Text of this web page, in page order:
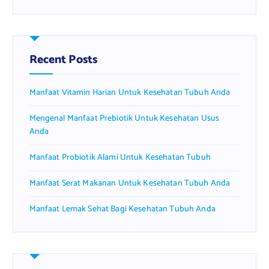
r
h
f
o
:
Recent Posts
Manfaat Vitamin Harian Untuk Kesehatan Tubuh Anda
Mengenal Manfaat Prebiotik Untuk Kesehatan Usus
Anda
Manfaat Probiotik Alami Untuk Kesehatan Tubuh
Manfaat Serat Makanan Untuk Kesehatan Tubuh Anda
Manfaat Lemak Sehat Bagi Kesehatan Tubuh Anda